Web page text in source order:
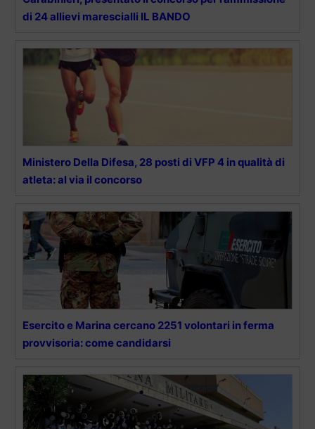
di 24 allievi marescialli IL BANDO
Ministero Della Difesa, 28 posti di VFP 4 in qualità di
atleta: al via il concorso
Esercito e Marina cercano 2251 volontari in ferma
provvisoria: come candidarsi